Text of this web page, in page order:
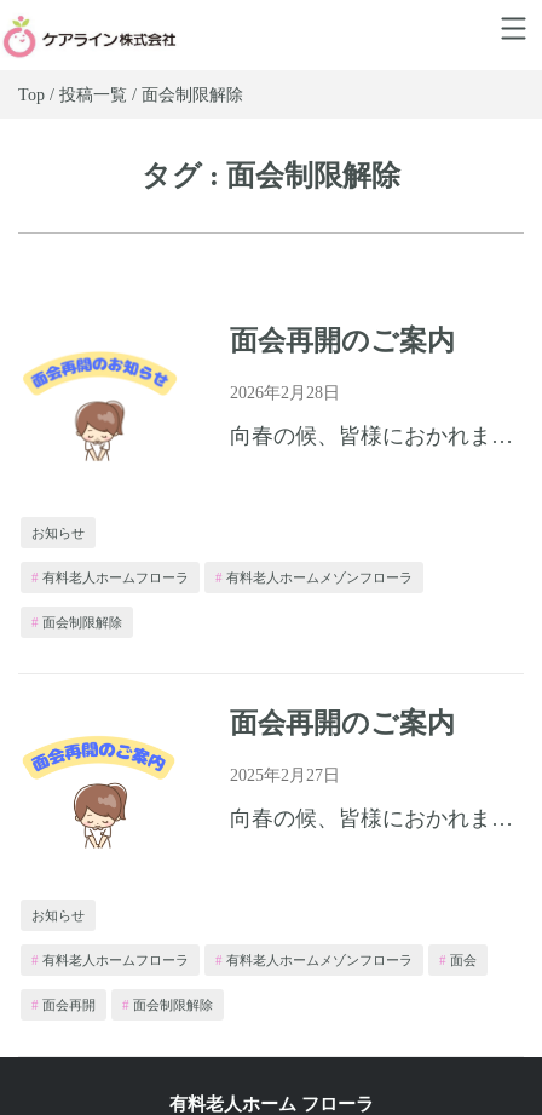
Top / 投稿一覧 / 面会制限解除
タグ : 面会制限解除
面会再開のご案内
2026年2月28日
向春の候、皆様におかれましてはますますご健勝のこととお喜び申し上げます。 平素は当法人の運営につきまして多大なるご高配を賜り厚くお礼申し上げます。 さて、感染防止対策として面会制限を実施しておりました...
お知らせ
有料老人ホームフローラ 有料老人ホームメゾンフローラ
面会制限解除
面会再開のご案内
2025年2月27日
向春の候、皆様におかれましてはますますご健勝のこととお喜び申し上げます。 平素は当法人の運営につきまして多大なるご高配を賜り厚く御礼申し上げます。 さて、感染防止対策として面会制限を実施しておりました...
お知らせ
有料老人ホームフローラ 有料老人ホームメゾンフローラ 面会
面会再開 面会制限解除
有料老人ホーム フローラ